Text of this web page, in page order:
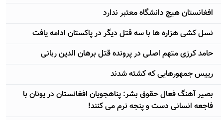
افغانستان هیچ دانشگاه معتبر ندارد
نسل کشی هزاره ها با سه قتل دیگر در پاکستان ادامه یافت
حامد کرزی متهم اصلی در پرونده قتل برهان الدین ربانی
رییس جمهورهایی که کشته شدند
بصیر آهنگ فعال حقوق بشر: پناهجویان افغانستان در یونان با
فاجعه انسانی دست و پنجه نرم می کنند!